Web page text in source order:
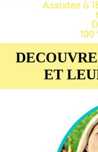
Assistez à
ET